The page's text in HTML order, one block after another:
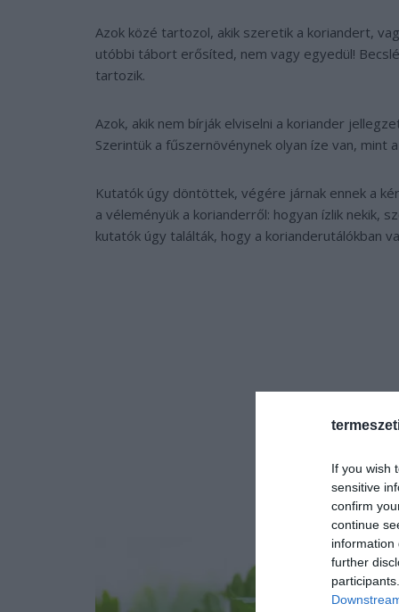
If you wish
sensitive
confirm
continue
information
further
Azok közé tartozol, akik szeretik a koriandert,
utóbbi tábort erősíted, nem vagy egyedül!
tartozik.
Azok, akik nem bírják elviselni a koriander
Szerintük a fűszernövénynek olyan íze van, mint
Kutatók úgy döntöttek, végére járnak ennek a
a véleményük a korianderről: hogyan ízlik nekik,
kutatók úgy találták, hogy a korianderutálókban